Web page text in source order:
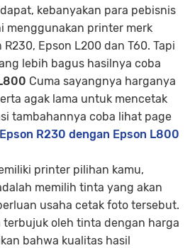
kebanyakan para pebisnis
menggunakan printer merk
Epson L200 dan T60. Tapi
lebih bagus hasilnya coba
Cuma sayangnya harganya
agak lama untuk mencetak
tambahannya coba lihat page
R230 dengan Epson L800
printer pilihan kamu,
memilih tinta yang akan
usaha cetak foto tersebut.
terbujuk oleh tinta dengan harga
bahwa kualitas hasil